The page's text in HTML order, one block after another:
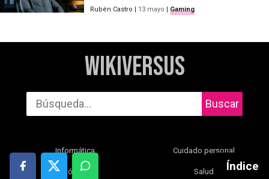
Rubén Castro | 13 mayo | Gaming
Índice
WikiVersus
Buscar
Informática
Móviles
Cuidado personal
Salud